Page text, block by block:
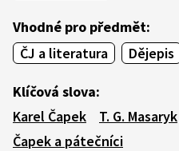
Vhodné pro předmět:
ČJ a literatura
Dějepis
Klíčová slova:
Karel Čapek
T. G. Masaryk
Čapek a pátečníci